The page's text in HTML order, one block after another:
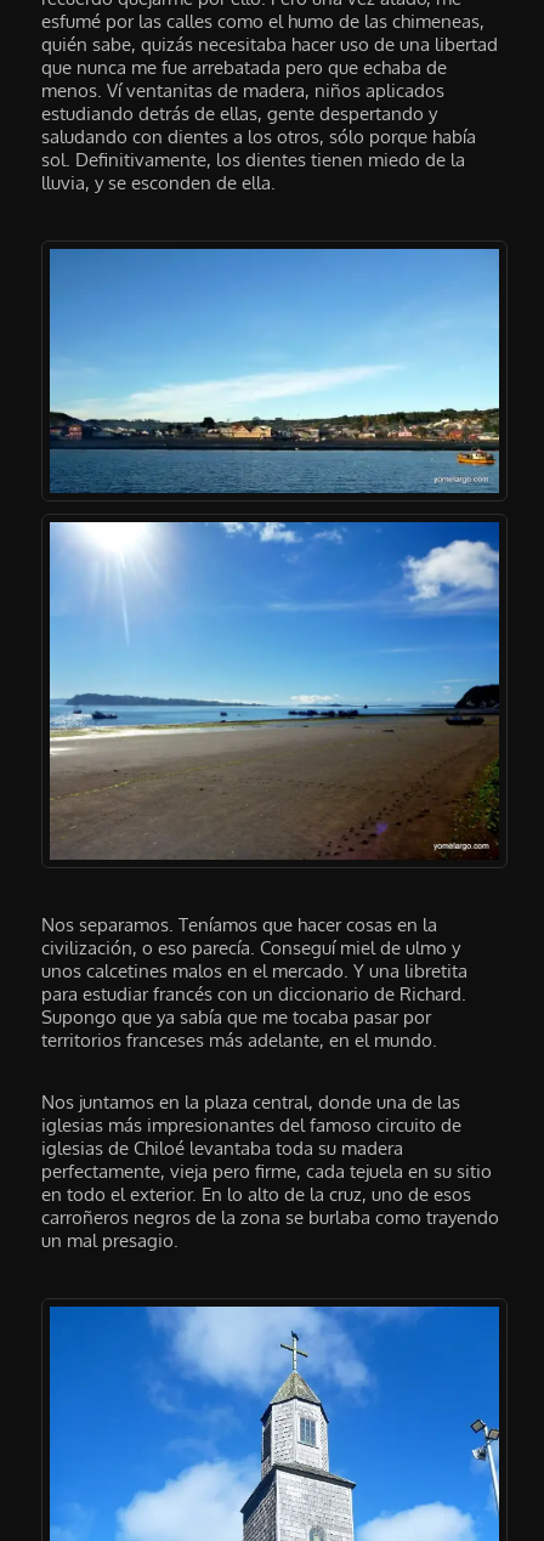
esfumé por las calles como el humo de las chimeneas,
quién sabe, quizás necesitaba hacer uso de una libertad
que nunca me fue arrebatada pero que echaba de
menos. Ví ventanitas de madera, niños aplicados
estudiando detrás de ellas, gente despertando y
saludando con dientes a los otros, sólo porque había
sol. Definitivamente, los dientes tienen miedo de la
lluvia, y se esconden de ella.
Nos separamos. Teníamos que hacer cosas en la
civilización, o eso parecía. Conseguí miel de ulmo y
unos calcetines malos en el mercado. Y una libretita
para estudiar francés con un diccionario de Richard.
Supongo que ya sabía que me tocaba pasar por
territorios franceses más adelante, en el mundo.
Nos juntamos en la plaza central, donde una de las
iglesias más impresionantes del famoso circuito de
iglesias de Chiloé levantaba toda su madera
perfectamente, vieja pero firme, cada tejuela en su sitio
en todo el exterior. En lo alto de la cruz, uno de esos
carroñeros negros de la zona se burlaba como trayendo
un mal presagio.